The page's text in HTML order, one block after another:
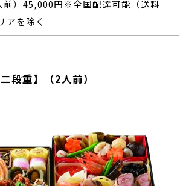
前）45,000円※全国配達可能（送料
アを除く
段重】（2人前）